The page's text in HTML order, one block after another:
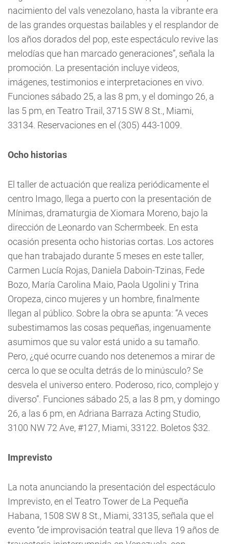
nacimiento del vals venezolano, hasta la vibrante era
de las grandes orquestas bailables y el resplandor de
los años dorados del pop, este espectáculo revive las
melodías que han marcado generaciones”, señala la
promoción. La presentación incluye videos,
imágenes, testimonios e interpretaciones en vivo.
Funciones sábado 25, a las 8 pm, y el domingo 26, a
las 5 pm, en Teatro Trail, 3715 SW 8 St., Miami,
33134. Reservaciones en el (305) 443-1009.
Ocho historias
El taller de actuación que realiza periódicamente el
centro Imago, llega a puerto con la presentación de
Mínimas, dramaturgia de Xiomara Moreno, bajo la
dirección de Leonardo van Schermbeek. En esta
ocasión presenta ocho historias cortas. Los actores
que han trabajado durante 5 meses en este taller,
Carmen Lucía Rojas, Daniela Daboin-Tzinas, Fede
Bozo, María Carolina Maio, Paola Ugolini y Trina
Oropeza, cinco mujeres y un hombre, finalmente
llegan al público. Sobre la obra se apunta: “A veces
subestimamos las cosas pequeñas, ingenuamente
asumimos que su valor está unido a su tamaño.
Pero, ¿qué ocurre cuando nos detenemos a mirar de
cerca lo que se oculta detrás de lo minúsculo? Se
desvela el universo entero. Poderoso, rico, complejo y
diverso”. Funciones sábado 25, a las 8 pm, y domingo
26, a las 6 pm, en Adriana Barraza Acting Studio,
3100 NW 72 Ave, #127, Miami, 33122. Boletos $32.
Imprevisto
La nota anunciando la presentación del espectáculo
Imprevisto, en el Teatro Tower de La Pequeña
Habana, 1508 SW 8 St., Miami, 33135, señala que el
evento “de improvisación teatral que lleva 19 años de